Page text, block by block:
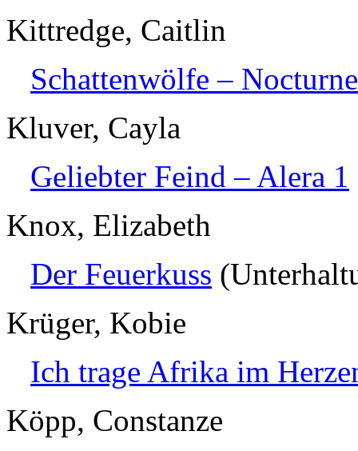
Kittredge, Caitlin
Schattenwölfe –
Kluver, Cayla
Geliebter Feind – Alera 1
Knox, Elizabeth
Der Feuerkuss
Krüger, Kobie
Ich trage Afrika im
Köpp, Constanze